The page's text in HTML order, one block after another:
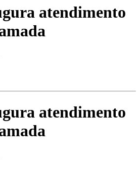
atendimento
atendimento